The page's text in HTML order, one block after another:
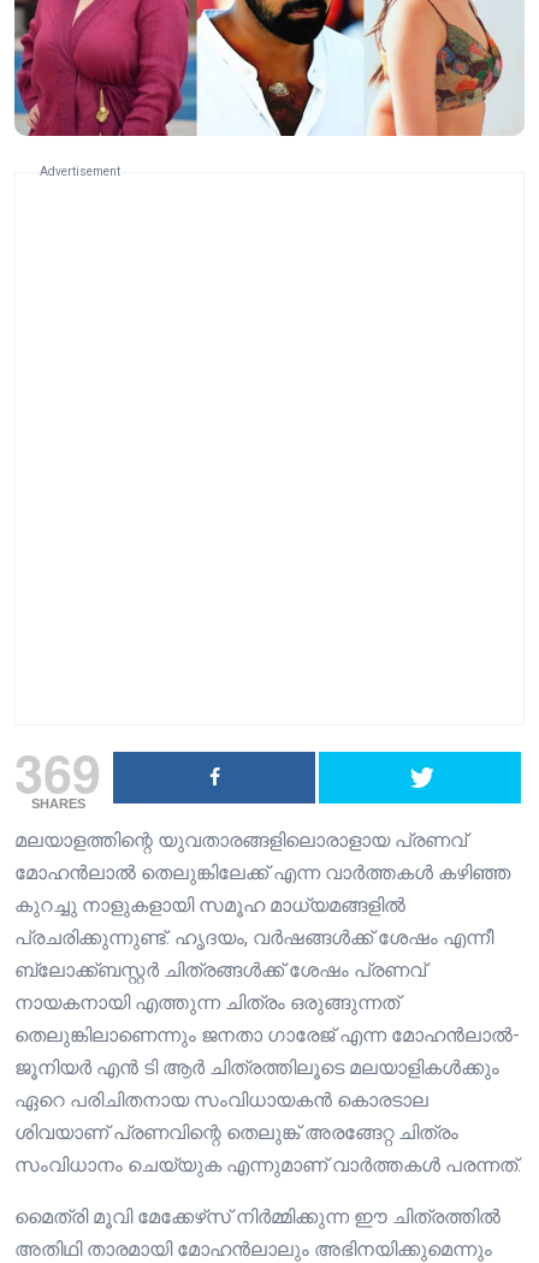
Advertisement
369
SHARES
മലയാളത്തിന്റെ യുവതാരങ്ങളിലൊരാളായ പ്രണവ്
മോഹൻലാൽ തെലുങ്കിലേക്ക് എന്ന വാർത്തകൾ കഴിഞ്ഞ
കുറച്ചു നാളുകളായി സമൂഹ മാധ്യമങ്ങളിൽ
പ്രചരിക്കുന്നുണ്ട്. ഹൃദയം, വർഷങ്ങൾക്ക് ശേഷം എന്നീ
ബ്ലോക്ക്ബസ്റ്റർ ചിത്രങ്ങൾക്ക് ശേഷം പ്രണവ്
നായകനായി എത്തുന്ന ചിത്രം ഒരുങ്ങുന്നത്
തെലുങ്കിലാണെന്നും ജനതാ ഗാരേജ് എന്ന മോഹൻലാൽ-
ജൂനിയർ എൻ ടി ആർ ചിത്രത്തിലൂടെ മലയാളികൾക്കും
ഏറെ പരിചിതനായ സംവിധായകൻ കൊരടാല
ശിവയാണ് പ്രണവിന്റെ തെലുങ്ക് അരങ്ങേറ്റ ചിത്രം
സംവിധാനം ചെയ്യുക എന്നുമാണ് വാർത്തകൾ പരന്നത്.
മൈത്രി മൂവി മേക്കേഴ്‌സ് നിർമ്മിക്കുന്ന ഈ ചിത്രത്തിൽ
അതിഥി താരമായി മോഹൻലാലും അഭിനയിക്കുമെന്നും